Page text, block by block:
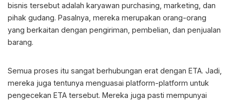
bisnis tersebut adalah karyawan purchasing, marketing, dan
pihak gudang. Pasalnya, mereka merupakan orang-orang
yang berkaitan dengan pengiriman, pembelian, dan penjualan
barang.
Semua proses itu sangat berhubungan erat dengan ETA. Jadi,
mereka juga tentunya menguasai platform-platform untuk
pengecekan ETA tersebut. Mereka juga pasti mempunyai